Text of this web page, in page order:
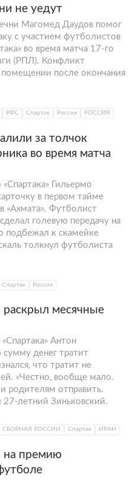
не уедут
Магомед Даудов помог
с участием футболистов
во время матча 17-го
(РПЛ). Конфликт
после окончания
РФС Спартак Россия РОССИЯ
за толчок
во время матча
Гильермо
в первом тайме
«Ахмата». Футболист
голевую передачу на
подбежал к скамейке
толкнул футболиста
Спартак Россия
раскрыл месячные
Антон
сумму денег тратит
что тратит не
«Честно, вообще мало.
родителям отправить.
27-летний Зиньковский.
СБОРНАЯ РОССИИ Спартак ИРАН
на премию